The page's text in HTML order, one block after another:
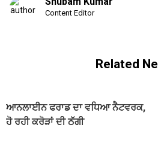
Content Editor
Related
ਆਨਲਾਈਨ ਫਰਾਡ ਦਾ ਵਧਿਆ ਨੈਟਵਰਕ,
ਹੋ ਰਹੀ ਕਰੋੜਾਂ ਦੀ ਠੱਗੀ